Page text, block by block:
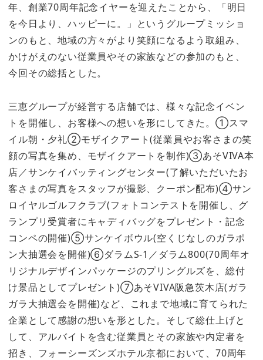
年、創業70周年記念イヤーを迎えたことから、「明日
を今日より、ハッピーに。」というグループミッショ
ンのもと、地域の方々がより笑顔になるよう取組み、
かけがえのない従業員やその家族などの参加のもと、
今回その総括とした。
三恵グループが経営する店舗では、様々な記念イベン
トを開催し、お客様への想いを形にしてきた。①スマ
イル朝・夕礼②モザイクアート(従業員やお客さまの笑
顔の写真を集め、モザイクアートを制作)③あそVIVA本
店／サンケイバッティングセンター(了解いただいたお
客さまの写真をスタッフが撮影、クーポン配布)④サン
ロイヤルゴルフクラブ(フォトコンテストを開催し、グ
ランプリ受賞者にキャディバッグをプレゼント・記念
コンペの開催)⑤サンケイボウル(空くじなしのガラポ
ン大抽選会を開催)⑥ダラムS-1／ダラム800(70周年オ
リジナルデザインパッケージのプリングルズを、総付
け景品としてプレゼント)⑦あそVIVA阪急茨木店(ガラ
ガラ大抽選会を開催)など、これまで地域に育てられた
企業として感謝の想いを形とした。そして総仕上げと
して、アルバイトを含む従業員とその家族や内定者を
招き、フォーシーズンズホテル京都において、70周年